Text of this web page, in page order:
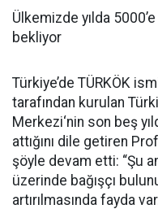
Ülkemizde yılda
bekliyor
Türkiye’de TÜRKÖK
tarafından kurulan
Merkezi‘nin son beş
attığını dile getiren
şöyle devam etti: “Şu
üzerinde bağışçı
artırılmasında fayda